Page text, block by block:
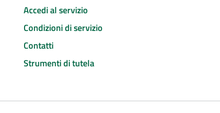
Accedi al servizio
Condizioni di servizio
Contatti
Strumenti di tutela